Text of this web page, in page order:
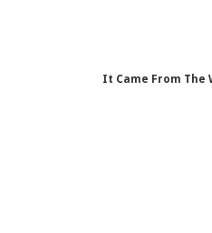
It Came From The